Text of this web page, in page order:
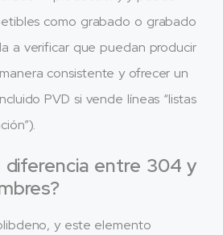
como grabado o grabado
a verificar que puedan producir
consistente y ofrecer un
PVD si vende líneas “listas
diferencia entre 304 y
y este elemento